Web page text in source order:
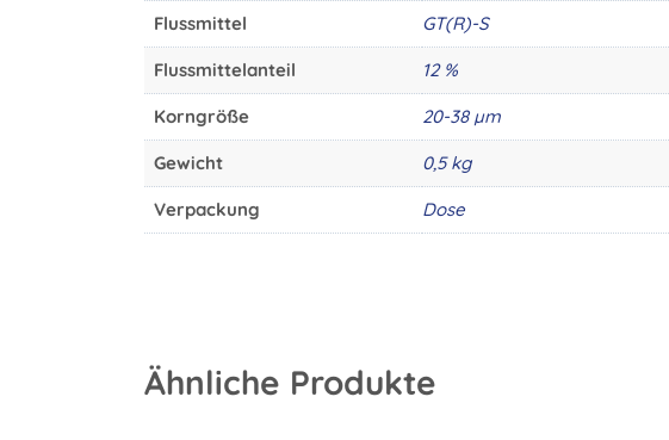
Flussmittel GT(R)-S
Flussmittelanteil 12 %
Korngröße 20-38 µm
Gewicht 0,5 kg
Verpackung Dose
Ähnliche Produkte